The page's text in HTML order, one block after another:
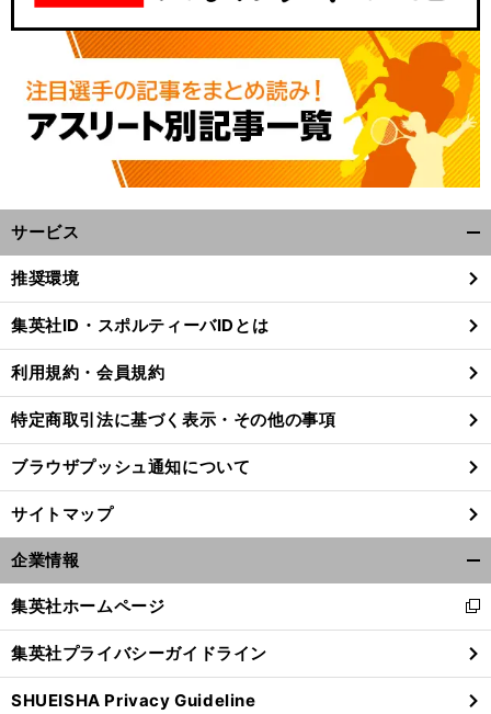
サービス
閉
る
推奨環境
集英社ID・スポルティーバIDとは
利用規約・会員規約
特定商取引法に基づく表示・その他の事項
ブラウザプッシュ通知について
サイトマップ
企業情報
閉
る
集英社ホームページ
新
し
い
ウ
ィ
集英社プライバシーガイドライン
SHUEISHA Privacy Guideline